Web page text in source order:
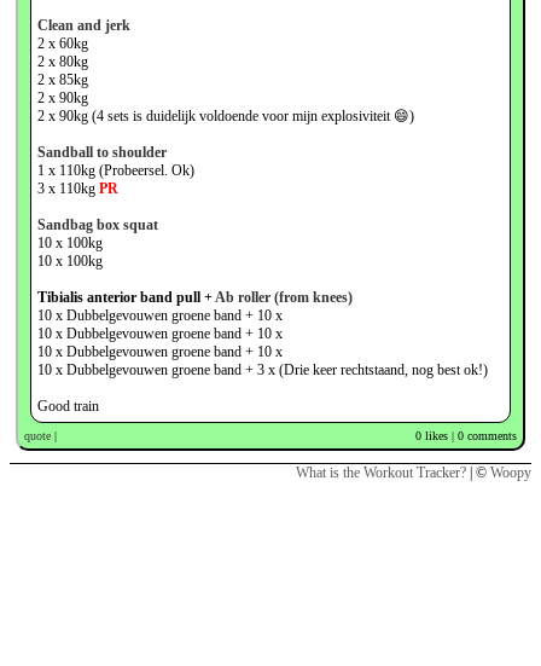
Clean and jerk
2 x 60kg
2 x 80kg
2 x 85kg
2 x 90kg
2 x 90kg (4 sets is duidelijk voldoende voor mijn explosiviteit 😄)
Sandball to shoulder
1 x 110kg (Probeersel. Ok)
3 x 110kg PR
Sandbag box squat
10 x 100kg
10 x 100kg
Tibialis anterior band pull +Ab roller (from knees)
10 x Dubbelgevouwen groene band + 10 x
10 x Dubbelgevouwen groene band + 10 x
10 x Dubbelgevouwen groene band + 10 x
10 x Dubbelgevouwen groene band + 3 x (Drie keer rechtstaand, nog best ok!)
Good train
quote | 0 likes | 0 comments
What is the Workout Tracker? | © Woopy